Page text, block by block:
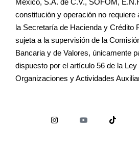
constitución y operación no requiere
la Secretaría de Hacienda y Crédito
sujeta a la supervisión de la
Bancaria y de Valores, únicamente
dispuesto por el artículo 56 de la
Organizaciones y Actividades